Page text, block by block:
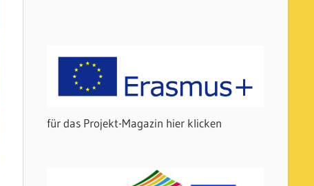
für das Projekt-Magazin hier klicken